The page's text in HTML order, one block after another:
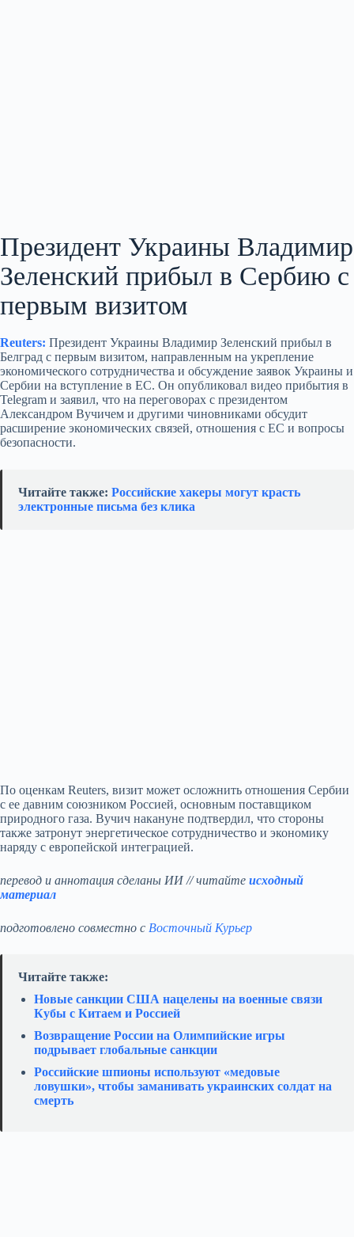
Президент Украины Владимир
Зеленский прибыл в Сербию с
первым визитом
Reuters: Президент Украины Владимир Зеленский прибыл в
Белград с первым визитом, направленным на укрепление
экономического сотрудничества и обсуждение заявок Украины и
Сербии на вступление в ЕС. Он опубликовал видео прибытия в
Telegram и заявил, что на переговорах с президентом
Александром Вучичем и другими чиновниками обсудит
расширение экономических связей, отношения с ЕС и вопросы
безопасности.
Читайте также: Российские хакеры могут красть
электронные письма без клика
По оценкам Reuters, визит может осложнить отношения Сербии
с ее давним союзником Россией, основным поставщиком
природного газа. Вучич накануне подтвердил, что стороны
также затронут энергетическое сотрудничество и экономику
наряду с европейской интеграцией.
перевод и аннотация сделаны ИИ // читайте исходный
материал
подготовлено совместно с Восточный Курьер
Читайте также:
Новые санкции США нацелены на военные связи
Кубы с Китаем и Россией
Возвращение России на Олимпийские игры
подрывает глобальные санкции
Российские шпионы используют «медовые
ловушки», чтобы заманивать украинских солдат на
смерть